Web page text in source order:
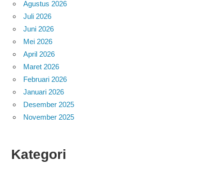
Agustus 2026
Juli 2026
Juni 2026
Mei 2026
April 2026
Maret 2026
Februari 2026
Januari 2026
Desember 2025
November 2025
Kategori